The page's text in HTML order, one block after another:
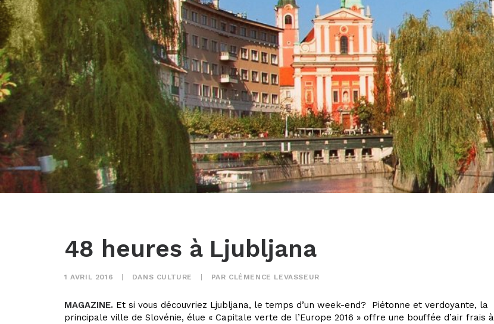
48 heures à Ljubljana
1 AVRIL 2016 DANS CULTURE PAR CLÉMENCE LEVASSEUR
MAGAZINE. Et si vous découvriez Ljubljana, le temps d’un week-end? Piétonne et verdoyante, la
principale ville de Slovénie, élue « Capitale verte de l’Europe 2016 » offre une bouffée d’air frais à